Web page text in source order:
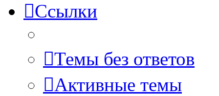
Ссылки
Темы без ответов
Активные темы